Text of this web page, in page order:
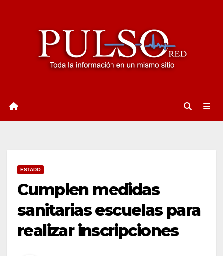
ESTADO
Cumplen medidas
sanitarias escuelas para
realizar inscripciones